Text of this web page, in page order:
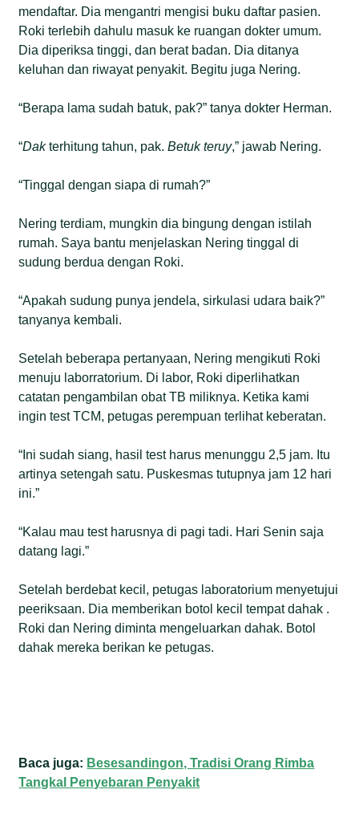
mendaftar. Dia mengantri mengisi buku daftar pasien.
Roki terlebih dahulu masuk ke ruangan dokter umum.
Dia diperiksa tinggi, dan berat badan. Dia ditanya
keluhan dan riwayat penyakit. Begitu juga Nering.
“Berapa lama sudah batuk, pak?” tanya dokter Herman.
“Dakterhitung tahun, pak.Betuk teruy,” jawab Nering.
“Tinggal dengan siapa di rumah?”
Nering terdiam, mungkin dia bingung dengan istilah
rumah. Saya bantu menjelaskan Nering tinggal di
sudung berdua dengan Roki.
“Apakah sudung punya jendela, sirkulasi udara baik?”
tanyanya kembali.
Setelah beberapa pertanyaan, Nering mengikuti Roki
menuju laborratorium. Di labor, Roki diperlihatkan
catatan pengambilan obat TB miliknya. Ketika kami
ingin test TCM, petugas perempuan terlihat keberatan.
“Ini sudah siang, hasil test harus menunggu 2,5 jam. Itu
artinya setengah satu. Puskesmas tutupnya jam 12 hari
ini.”
“Kalau mau test harusnya di pagi tadi. Hari Senin saja
datang lagi.”
Setelah berdebat kecil, petugas laboratorium menyetujui
peeriksaan. Dia memberikan botol kecil tempat dahak .
Roki dan Nering diminta mengeluarkan dahak. Botol
dahak mereka berikan ke petugas.
Baca juga: Besesandingon, Tradisi Orang Rimba
Tangkal Penyebaran Penyakit